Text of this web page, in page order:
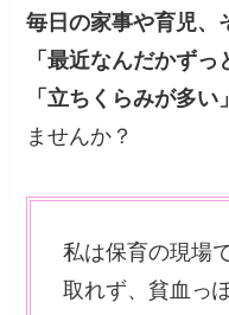
毎日の家事や育児、
「最近なんだかずっ
「立ちくらみが多い」
ませんか？
私は保育の現場
取れず、貧血っ